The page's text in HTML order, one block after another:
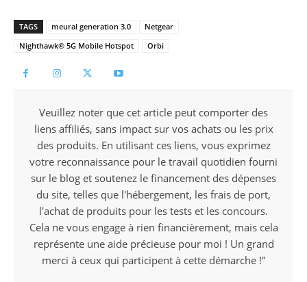
TAGS meural generation 3.0
Netgear
Nighthawk® 5G Mobile Hotspot
Orbi
Veuillez noter que cet article peut comporter des
liens affiliés, sans impact sur vos achats ou les prix
des produits. En utilisant ces liens, vous exprimez
votre reconnaissance pour le travail quotidien fourni
sur le blog et soutenez le financement des dépenses
du site, telles que l'hébergement, les frais de port,
l'achat de produits pour les tests et les concours.
Cela ne vous engage à rien financièrement, mais cela
représente une aide précieuse pour moi ! Un grand
merci à ceux qui participent à cette démarche !"